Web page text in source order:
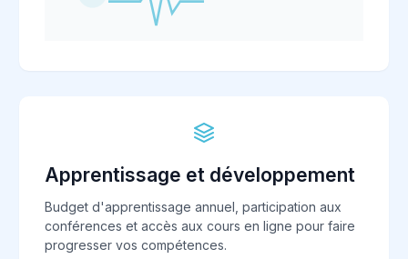
Apprentissage et développement
Budget d'apprentissage annuel, participation aux
conférences et accès aux cours en ligne pour faire
progresser vos compétences.